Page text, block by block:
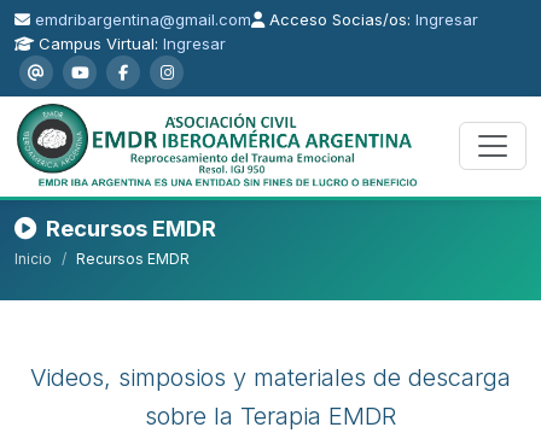
emdribargentina@gmail.com Acceso Socias/os: Ingresar
Campus Virtual: Ingresar
Recursos EMDR
Inicio Recursos EMDR
Videos, simposios y materiales de descarga
sobre la Terapia EMDR